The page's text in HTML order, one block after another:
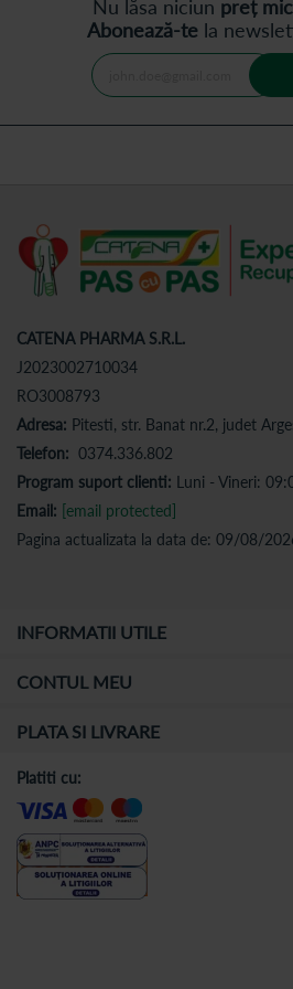
Nu lăsa niciun preț mic
Abonează-tela
CATENA PHARMA S.R.L.
J2023002710034
RO3008793
Adresa: Pitesti, str. Banat nr.2, judet
Telefon: 0374.336.802
Program suport clienti: Luni - Vineri:
Email: [email protected]
Pagina actualizata la data de: 09/08/
INFORMATII UTILE
CONTUL MEU
PLATA SI LIVRARE
Platiti cu: